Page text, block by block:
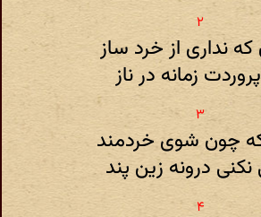
که نداری از خرد ساز
زمانه در ناز
چون شوی خردمند
نکنی درونه زین پند